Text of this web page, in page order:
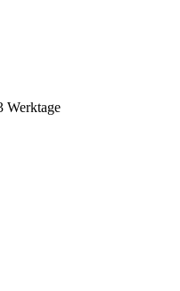
Werktage